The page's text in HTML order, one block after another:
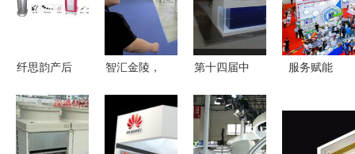
纤思韵产后
品全览与专
业会展服务
智汇金陵，
——2023
中国（南
第十四届中
际软件产品
和信息服务
服务赋能
中海物业亮
相第三届中